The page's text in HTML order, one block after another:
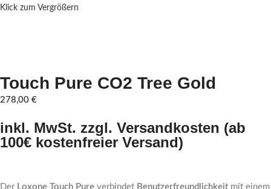
Klick zum Vergrößern
Touch Pure CO2 Tree Gold
278,00 €
inkl. MwSt. zzgl. Versandkosten (ab
100€ kostenfreier Versand)
Der Loxone Touch Pure verbindet Benutzerfreundlichkeitmit einem